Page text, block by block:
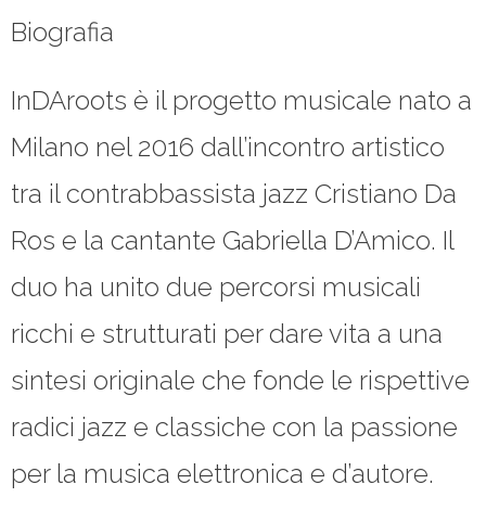
Biografia
InDAroots è il progetto musicale nato a
Milano nel 2016 dall’incontro artistico
tra il contrabbassista jazz Cristiano Da
Ros e la cantante Gabriella D’Amico. Il
duo ha unito due percorsi musicali
ricchi e strutturati per dare vita a una
sintesi originale che fonde le rispettive
radici jazz e classiche con la passione
per la musica elettronica e d’autore.